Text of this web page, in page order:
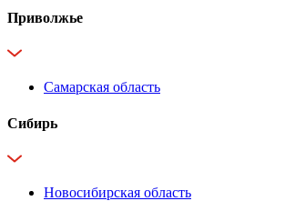
Приволжье
Самарская область
Сибирь
Новосибирская область